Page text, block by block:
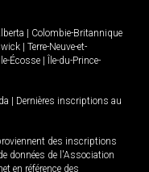
Colombie-Britannique
Terre-Neuve-et-
Écosse
Île-du-Prince-
Dernières inscriptions au
des inscriptions
données de l'Association
en référence des